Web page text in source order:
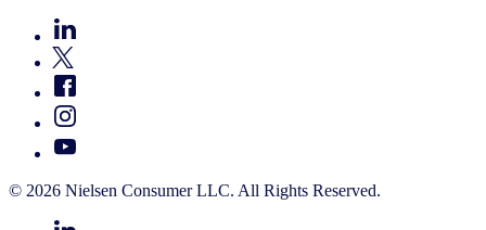
© 2026 Nielsen Consumer LLC. All Rights Reserved.